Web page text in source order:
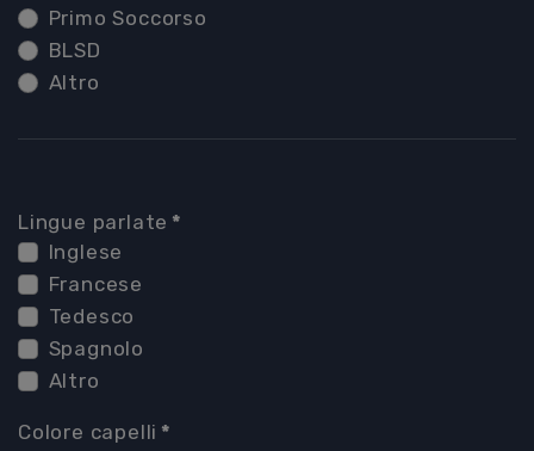
Primo Soccorso
BLSD
Altro
Lingue parlate *
Inglese
Francese
Tedesco
Spagnolo
Altro
Colore capelli *